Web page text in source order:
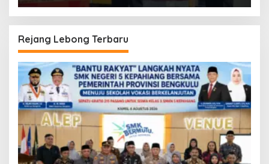
Rejang Lebong Terbaru